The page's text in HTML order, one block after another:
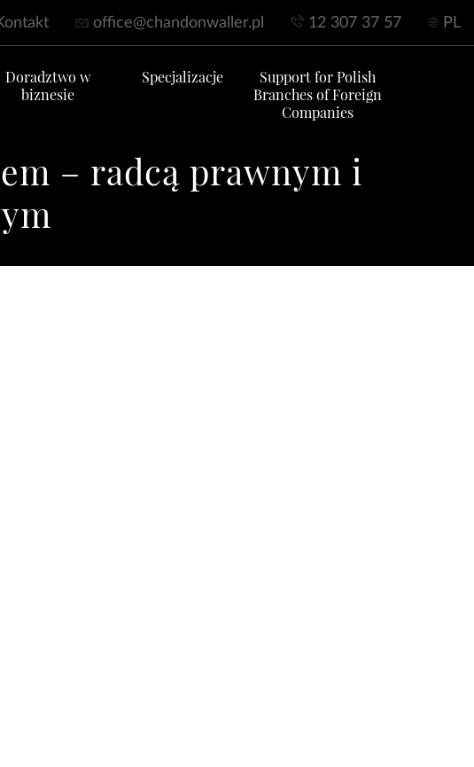
office@chandonwaller.pl 12 307 37 57 PL
Doradztwo w
biznesie
Specjalizacje
Support for Polish
Branches of Foreign
Companies
– radcą prawnym i